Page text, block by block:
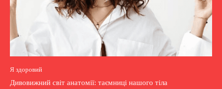
Я здоровий
Дивовижний світ анатомії: таємниці нашого тіла